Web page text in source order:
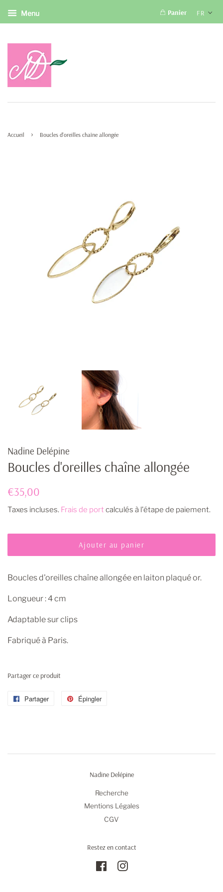
Menu FR
Panier
Accueil › Boucles d'oreilles chaîne allongée
Nadine Delépine
Boucles d'oreilles chaîne allongée
Prix
€35,00
Taxes incluses. Frais de port calculés à l'étape de paiement.
Ajouter au panier
Boucles d'oreilles chaîne allongée en laiton plaqué or.
Longueur : 4 cm
Adaptable sur clips
Fabriqué à Paris.
Partager ce produit
Partager
Partager Épingler
Nadine Delépine
Recherche
Mentions Légales
CGV
Restez en contact
FacebookInstagram